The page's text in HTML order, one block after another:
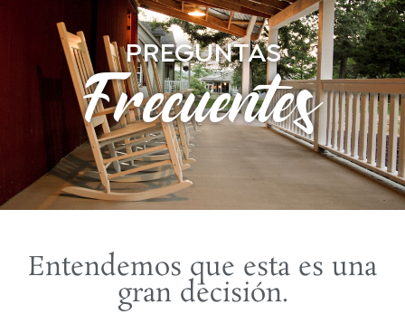
PREGUNTAS
Frecuentes
Entendemos que esta es una
gran decisión.